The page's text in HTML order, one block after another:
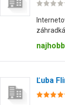
Ľuba